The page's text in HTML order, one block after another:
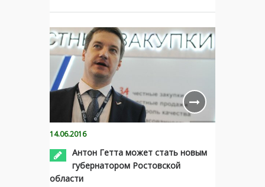
14.06.2016
Антон Гетта может стать новым
губернатором Ростовской
области